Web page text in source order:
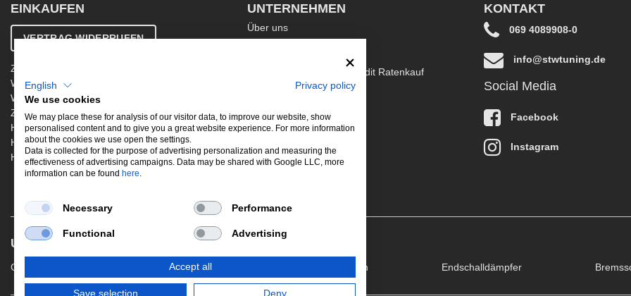
EINKAUFEN
VERTRAG WIDERRUFEN
Zahlung & Versand
Widerrufsbelehrung
Warenkorb
Zur Kasse
Hinweis zur Altölentsorgung
Hinweis zur Batterieentsorgung
Händler werden
UNTERNEHMEN
Über uns
Kontakt
Ergänzende AGB EasyCredit Ratenkauf
Datenschutzerklärung
Jobs
Newsletter
KONTAKT
069 4089908-0
info@stwtuning.de
Social Media
Facebook
Instagram
UNSERE BELIEBTESTEN PRODUKTE
Gewindefahrwerke Performance Auspuffklappen Endschalldämpfer
English
Privacy policy
We use cookies
We may place these for analysis of our visitor data, to improve our website, show
personalised content and to give you a great website experience. For more information
about the cookies we use open the settings.
Data is collected for the purpose of advertising personalization and measuring the
effectiveness of advertising campaigns. Data may be shared with Google LLC, more
information can be found here.
Necessary Performance
Functional Advertising
Accept all
Save selection Deny